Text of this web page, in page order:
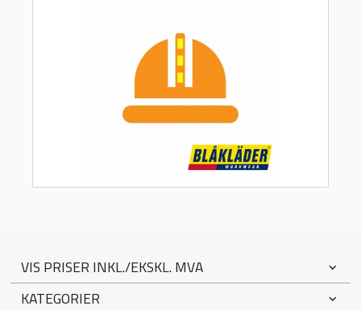
VIS PRISER INKL./EKSKL. MVA
KATEGORIER